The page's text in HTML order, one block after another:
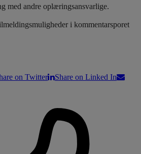
med andre oplæringsansvarlige.
i kommentarsporet
on Twitter
Share on Linked In